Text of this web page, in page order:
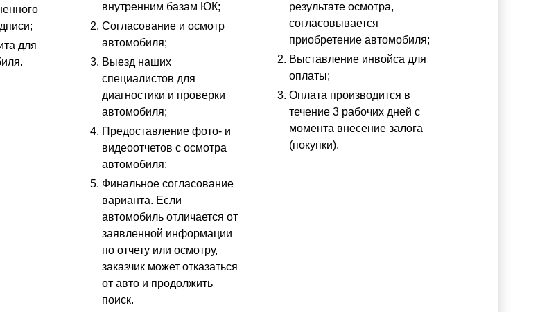
для
внутренним базам ЮК;
Согласование и осмотр
автомобиля;
Выезд наших
специалистов для
диагностики и проверки
автомобиля;
Предоставление фото- и
видеоотчетов с осмотра
автомобиля;
Финальное согласование
варианта. Если
автомобиль отличается от
заявленной информации
по отчету или осмотру,
заказчик может отказаться
от авто и продолжить
поиск.
результате осмотра,
согласовывается
приобретение автомобиля;
Выставление инвойса для
оплаты;
Оплата производится в
течение 3 рабочих дней с
момента внесение залога
(покупки).